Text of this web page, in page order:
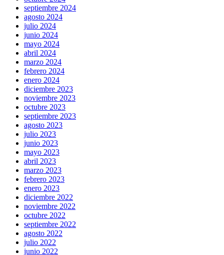
septiembre 2024
agosto 2024
julio 2024
junio 2024
mayo 2024
abril 2024
marzo 2024
febrero 2024
enero 2024
diciembre 2023
noviembre 2023
octubre 2023
septiembre 2023
agosto 2023
julio 2023
junio 2023
mayo 2023
abril 2023
marzo 2023
febrero 2023
enero 2023
diciembre 2022
noviembre 2022
octubre 2022
septiembre 2022
agosto 2022
julio 2022
junio 2022